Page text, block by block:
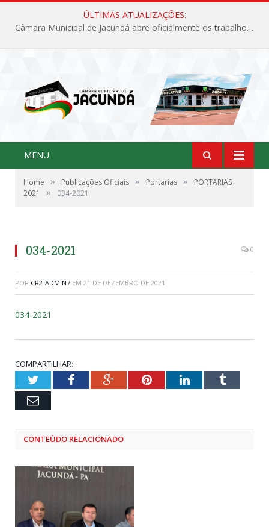
ÚLTIMAS ATUALIZAÇÕES:
Câmara Municipal de Jacundá abre oficialmente os trabalhos legislativos de 2026
MENU
Home » Publicações Oficiais » Portarias »
PORTARIAS
2021
» 034-2021
034-2021 0
POR CR2-ADMIN7 EM 21 DE DEZEMBRO DE 2021
034-2021
COMPARTILHAR:
TwitterFacebookGoogle+PinterestLinkedInTumblr
Email
CONTEÚDO RELACIONADO